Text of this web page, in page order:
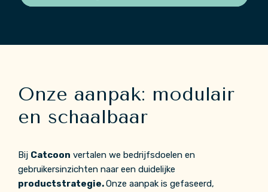
Onze aanpak: modulair
en schaalbaar
Bij Catcoon vertalen we bedrijfsdoelen en
gebruikersinzichten naar een duidelijke
productstrategie.Onze aanpak is gefaseerd,